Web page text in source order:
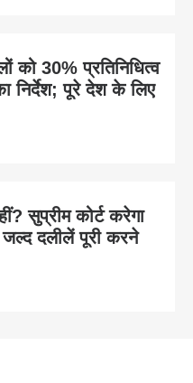
को 30% प्रतिनिधित्व
निर्देश; पूरे देश के लिए
सुप्रीम कोर्ट करेगा
जल्द दलीलें पूरी करने